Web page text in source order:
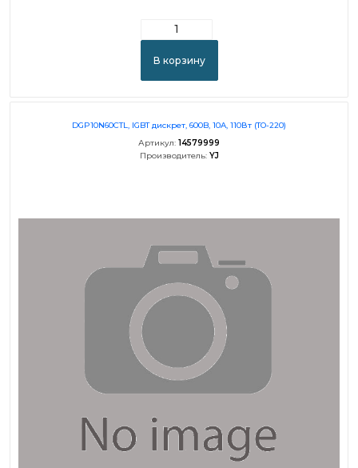
В корзину
DGP10N60CTL, IGBT дискрет, 600B, 10A, 110Вт (TO-220)
Артикул: 14579999
Производитель: YJ